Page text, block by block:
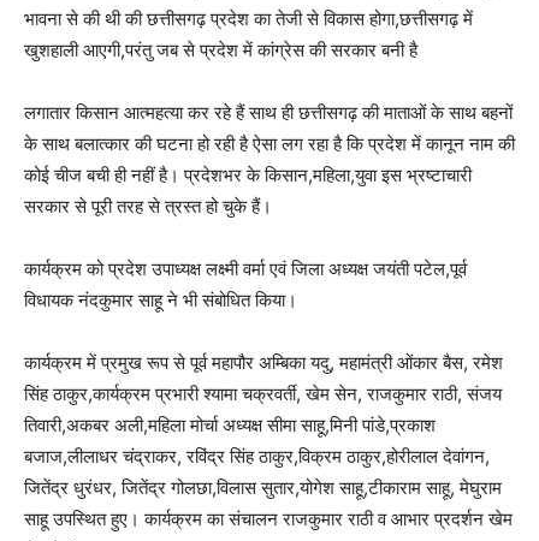
भावना से की थी की छत्तीसगढ़ प्रदेश का तेजी से विकास होगा,छत्तीसगढ़ में
खुशहाली आएगी,परंतु जब से प्रदेश में कांग्रेस की सरकार बनी है
लगातार किसान आत्महत्या कर रहे हैं साथ ही छत्तीसगढ़ की माताओं के साथ बहनों
के साथ बलात्कार की घटना हो रही है ऐसा लग रहा है कि प्रदेश में कानून नाम की
कोई चीज बची ही नहीं है। प्रदेशभर के किसान,महिला,युवा इस भ्रष्टाचारी
सरकार से पूरी तरह से त्रस्त हो चुके हैं।
कार्यक्रम को प्रदेश उपाध्यक्ष लक्ष्मी वर्मा एवं जिला अध्यक्ष जयंती पटेल,पूर्व
विधायक नंदकुमार साहू ने भी संबोधित किया।
कार्यक्रम में प्रमुख रूप से पूर्व महापौर अम्बिका यदु, महामंत्री ओंकार बैस, रमेश
सिंह ठाकुर,कार्यक्रम प्रभारी श्यामा चक्रवर्ती, खेम सेन, राजकुमार राठी, संजय
तिवारी,अकबर अली,महिला मोर्चा अध्यक्ष सीमा साहू,मिनी पांडे,प्रकाश
बजाज,लीलाधर चंद्राकर, रविंद्र सिंह ठाकुर,विक्रम ठाकुर,होरीलाल देवांगन,
जितेंद्र धुरंधर, जितेंद्र गोलछा,विलास सुतार,योगेश साहू,टीकाराम साहू, मेघुराम
साहू उपस्थित हुए। कार्यक्रम का संचालन राजकुमार राठी व आभार प्रदर्शन खेम